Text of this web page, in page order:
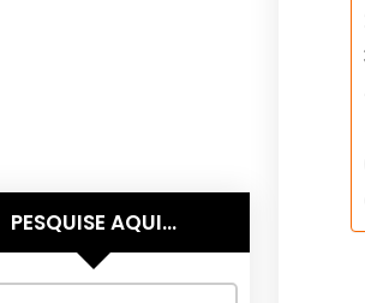
PESQUISE AQUI…